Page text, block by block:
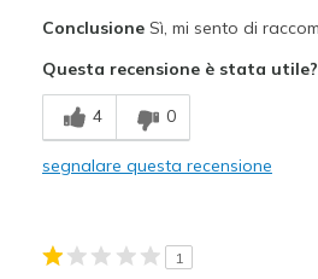
Comfortable
Difetti
Need Break In
Casual Wear
ConclusioneSì, mi sento di
Questa recensione è stata utile?
4 0
segnalare questa recensione
1